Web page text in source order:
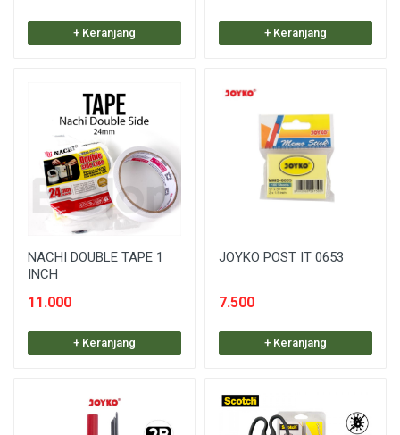
+ Keranjang + Keranjang
NACHI DOUBLE TAPE 1
INCH
11.000
+ Keranjang
JOYKO POST IT 0653
7.500
+ Keranjang